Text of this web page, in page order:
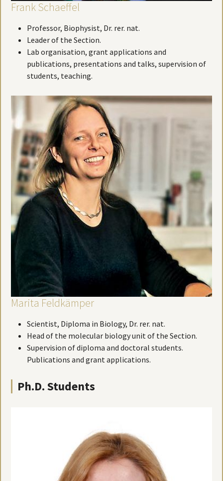
Frank Schaeffel
Professor, Biophysist, Dr. rer. nat.
Leader of the Section.
Lab organisation, grant applications and
publications, presentations and talks, supervision of
students, teaching.
Marita Feldkämper
Scientist, Diploma in Biology, Dr. rer. nat.
Head of the molecular biology unit of the Section.
Supervision of diploma and doctoral students.
Publications and grant applications.
Ph.D. Students